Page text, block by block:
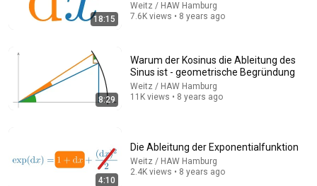
MathemaTrick • 271K views
18:15
Weitz / HAW Hamburg
7.6K views • 8 years ago
8:29
Warum der Kosinus die Ableitung des
Sinus ist - geometrische Begründung
Weitz / HAW Hamburg
11K views • 8 years ago
4:10
Die Ableitung der Exponentialfunktion
Weitz / HAW Hamburg
2.4K views • 8 years ago